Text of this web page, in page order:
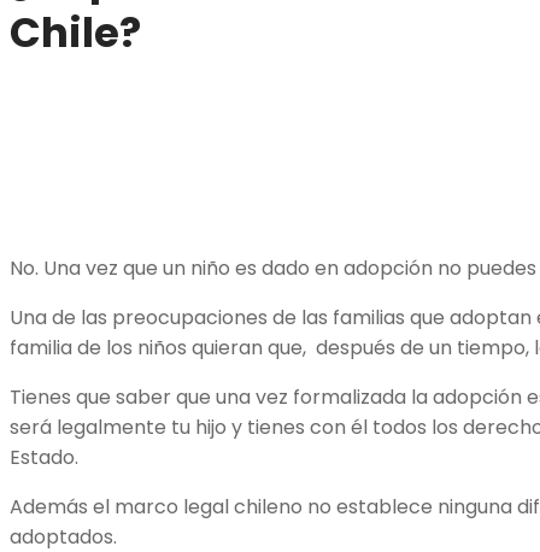
Chile?
No. Una vez que un niño es dado en adopción no
Una de las preocupaciones de las familias que
familia de los niños quieran que, después de un tiempo,
Tienes que saber que una vez formalizada la adopción
será legalmente tu hijo y tienes con él todos los
Estado.
Además el marco legal chileno no establece ninguna
adoptados.